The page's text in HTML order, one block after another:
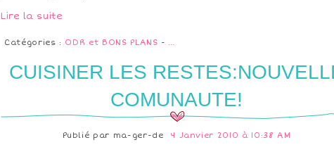
Lire la suite
Catégories : ODR et BONS PLANS - …
CUISINER LES
COMUNAUTE!
Publié par ma-ger-de 4 Janvier 2010 à 10:38 AM